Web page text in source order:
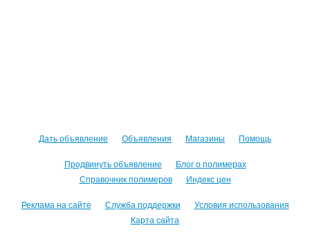
Дать объявление Объявления Магазины Помощь
Продвинуть объявление
Блог о полимерах
Справочник полимеров
Индекс цен
Реклама на сайте Служба поддержки
Условия использования
Карта сайта